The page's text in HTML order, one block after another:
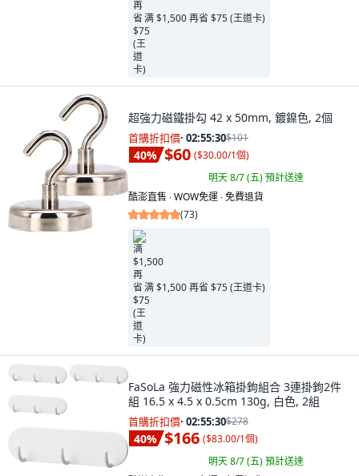
满 $1,500 再省 $75 (王道卡)
超強力磁鐵掛勾 42 x 50mm, 鍍鎳色, 2個
首購折扣價· 02:55:29$101
40% $60 ($30.00/1個)
明天 8/7 (五)預計送達
酷澎直售 ∙ WOW免運 ∙ 免費退貨
(73)
满 $1,500 再省 $75 (王道卡)
FaSoLa 強力磁性冰箱掛鉤組合 3連掛鉤2件
組 16.5 x 4.5 x 0.5cm 130g, 白色, 2組
首購折扣價· 02:55:29$278
40% $166 ($83.00/1個)
明天 8/7 (五)預計送達